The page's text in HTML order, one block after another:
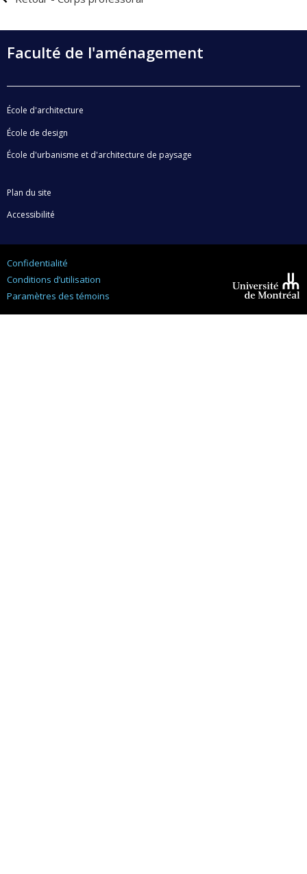
Faculté de l'aménagement
École d'architecture
École de design
École d'urbanisme et d'architecture de paysage
Plan du site
Accessibilité
Confidentialité
Conditions d’utilisation
Paramètres des témoins
Montréal